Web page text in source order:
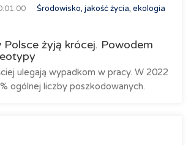
Środowisko, jakość życia, ekologia
Polsce żyją krócej. Powodem
ulegają wypadkom w pracy. W 2022
ogólnej liczby poszkodowanych.